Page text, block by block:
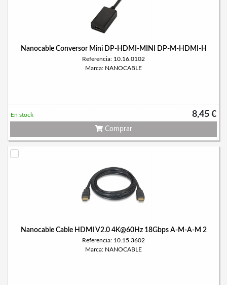
Nanocable Conversor Mini DP-HDMI-MINI DP-M-HDMI-H
Referencia: 10.16.0102
Marca: NANOCABLE
8,45 €
En stock
Comprar
Nanocable Cable HDMI V2.0 4K@60Hz 18Gbps A-M-A-M 2
Referencia: 10.15.3602
Marca: NANOCABLE